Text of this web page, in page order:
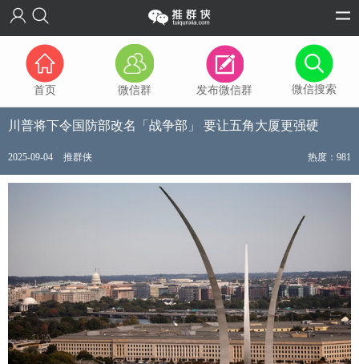
首页 微信群 发布微信群 微信搜索
川普将下令国防部改名「战争部」 要让五角大厦更强硬
2025-09-04 推群侠 热度：981